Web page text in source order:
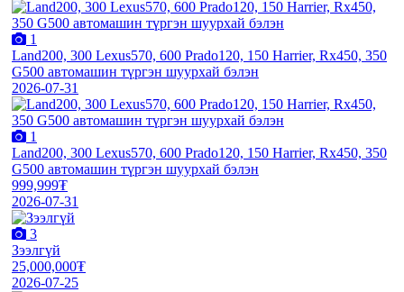
1
Land200, 300 Lexus570, 600 Prado120, 150 Harrier, Rx450, 350
G500 автомашин түргэн шуурхай бэлэн
2026-07-31
1
Land200, 300 Lexus570, 600 Prado120, 150 Harrier, Rx450, 350
G500 автомашин түргэн шуурхай бэлэн
999,999₮
2026-07-31
3
Зээлгүй
25,000,000₮
2026-07-25